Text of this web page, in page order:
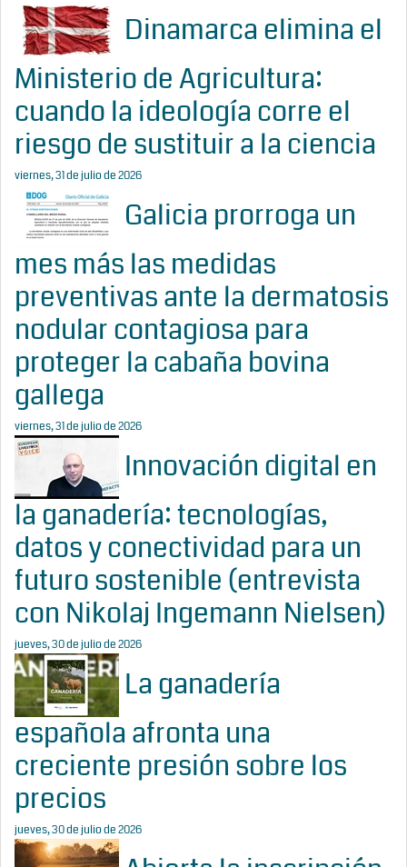
Dinamarca elimina el
Ministerio de Agricultura:
cuando la ideología corre el
riesgo de sustituir a la ciencia
viernes, 31 de julio de 2026
Galicia prorroga un
mes más las medidas
preventivas ante la dermatosis
nodular contagiosa para
proteger la cabaña bovina
gallega
viernes, 31 de julio de 2026
Innovación digital en
la ganadería: tecnologías,
datos y conectividad para un
futuro sostenible (entrevista
con Nikolaj Ingemann Nielsen)
jueves, 30 de julio de 2026
La ganadería
española afronta una
creciente presión sobre los
precios
jueves, 30 de julio de 2026